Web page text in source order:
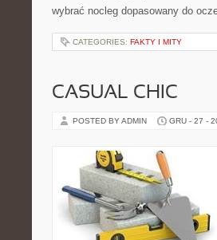
wybrać nocleg dopasowany do
CATEGORIES: FAKTY I MITY
CASUAL CHIC
POSTED BY ADMIN GRU - 27 -